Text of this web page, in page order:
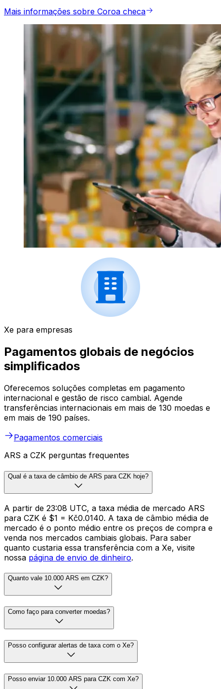
Mais informações sobre Coroa checa
Xe para empresas
Pagamentos globais de negócios
simplificados
Oferecemos soluções completas em pagamento
internacional e gestão de risco cambial. Agende
transferências internacionais em mais de 130 moedas e
em mais de 190 países.
Pagamentos comerciais
ARS a CZK perguntas frequentes
Qual é a taxa de câmbio de ARS para CZK hoje?
A partir de 23:08 UTC, a taxa média de mercado ARS
para CZK é $1 = Kč0.0140. A taxa de câmbio média de
mercado é o ponto médio entre os preços de compra e
venda nos mercados cambiais globais. Para saber
quanto custaria essa transferência com a Xe, visite
nossa página de envio de dinheiro.
Quanto vale 10.000 ARS em CZK?
Como faço para converter moedas?
Posso configurar alertas de taxa com o Xe?
Posso enviar 10.000 ARS para CZK com Xe?